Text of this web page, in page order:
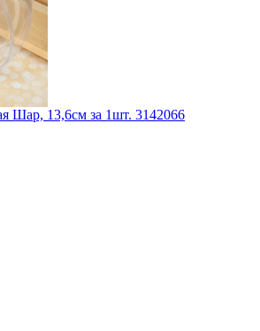
Шар, 13,6см за 1шт. 3142066